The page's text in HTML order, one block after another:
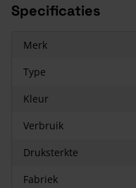
Specificaties
Merk
Type
Kleur
Verbruik
Druksterkte
Fabriek